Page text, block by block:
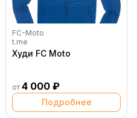
FC-Moto
t.me
Худи FC Moto
от 4 000 ₽
Подробнее